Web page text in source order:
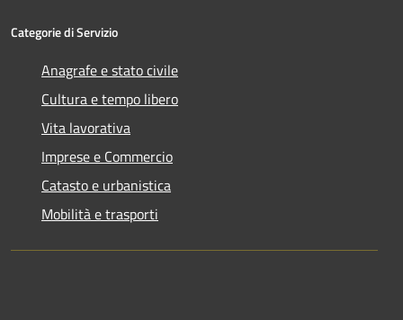
Categorie di Servizio
Anagrafe e stato civile
Cultura e tempo libero
Vita lavorativa
Imprese e Commercio
Catasto e urbanistica
Mobilità e trasporti